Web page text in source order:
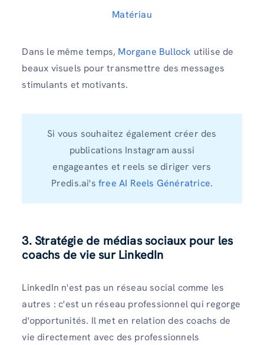
Matériau
Dans le même temps, Morgane Bullock utilise de
beaux visuels pour transmettre des messages
stimulants et motivants.
Si vous souhaitez également créer des
publications Instagram aussi
engageantes et reels se diriger vers
Predis.ai'sfree AI Reels Génératrice.
3. Stratégie de médias sociaux pour les
coachs de vie sur LinkedIn
LinkedIn n'est pas un réseau social comme les
autres : c'est un réseau professionnel qui regorge
d'opportunités. Il met en relation des coachs de
vie directement avec des professionnels